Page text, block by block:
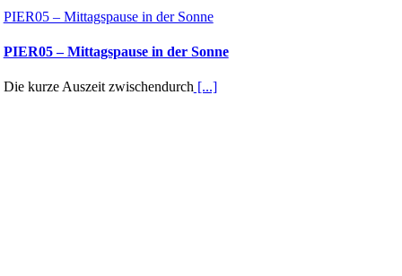
PIER05 – Mittagspause in der Sonne
PIER05 – Mittagspause in der Sonne
Die kurze Auszeit zwischendurch[...]